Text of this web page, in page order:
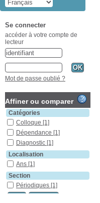
Se connecter
accéder à votre compte de
lecteur
Mot de passe oublié ?
Affiner ou comparer
Catégories
Colloque [1]
Dépendance [1]
Diagnostic [1]
Localisation
Ans [1]
Section
Périodiques [1]